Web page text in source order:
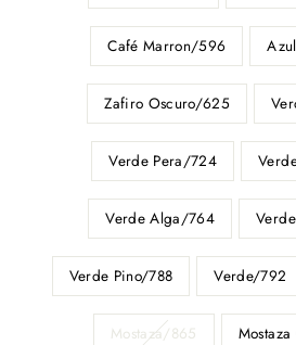
Café Marron/596
Zafiro Oscuro/625
Verde Pera/724
Verde Alga/764
Verde Pino/788 Verde/792
Mostaza/865